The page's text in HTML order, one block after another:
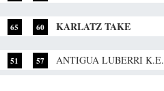
65 60 KARLATZ TAKE
51 57 ANTIGUA LUBERRI K.E.